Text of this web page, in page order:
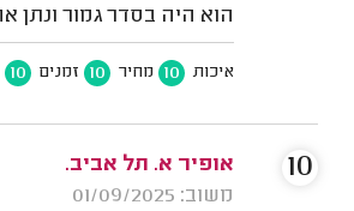
הוא היה בסדר גמור ונתן
איכות 10 מחיר 10 זמנים 10
אופיר א. תל אביב.
משוב: 01/09/2025
10